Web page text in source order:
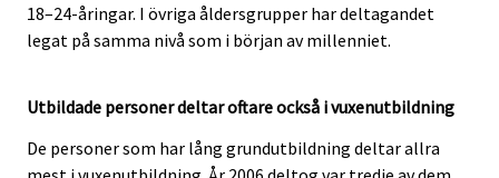
18–24-åringar. I övriga åldersgrupper har deltagandet
legat på samma nivå som i början av millenniet.
Utbildade personer deltar oftare också i vuxenutbildning
De personer som har lång grundutbildning deltar allra